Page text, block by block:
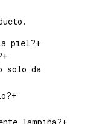
piel?+
+
solo da
+
lampiña?+